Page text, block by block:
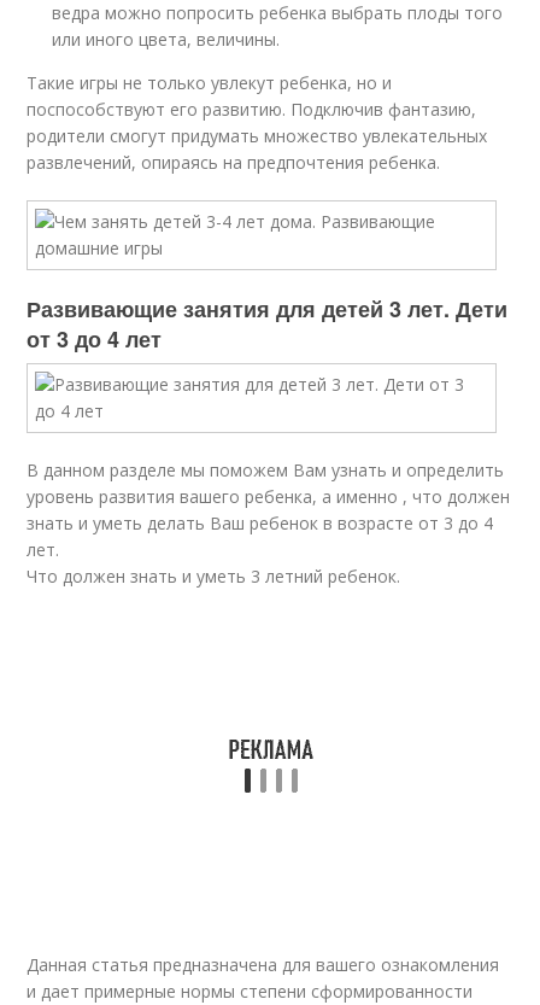
ведра можно попросить ребенка выбрать плоды того
или иного цвета, величины.
Такие игры не только увлекут ребенка, но и
поспособствуют его развитию. Подключив фантазию,
родители смогут придумать множество увлекательных
развлечений, опираясь на предпочтения ребенка.
Развивающие занятия для детей 3 лет. Дети
от 3 до 4 лет
В данном разделе мы поможем Вам узнать и определить
уровень развития вашего ребенка, а именно , что должен
знать и уметь делать Ваш ребенок в возрасте от 3 до 4
лет.
Что должен знать и уметь 3 летний ребенок.
Данная статья предназначена для вашего ознакомления
и дает примерные нормы степени сформированности